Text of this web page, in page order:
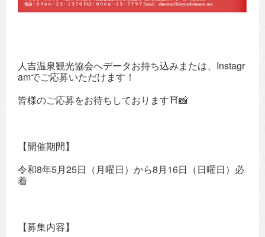
人吉温泉観光協会へデータお持ち込みまたは、Instagr
amでご応募いただけます！
皆様のご応募をお待ちしております⛩📸
【開催期間】
令和8年5月25日（月曜日）から8月16日（日曜日）必
着
【募集内容】